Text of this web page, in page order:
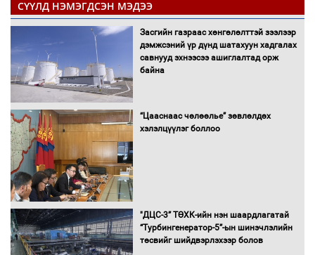
СҮҮЛД НЭМЭГДСЭН МЭДЭЭ
Засгийн газраас хөнгөлөлттэй зээлээр
дэмжсэний үр дүнд шатахуун хадгалах
савнууд эхнээсээ ашиглалтад орж
байна
“Цааснаас чөлөөлье” зөвлөлдөх
хэлэлцүүлэг боллоо
"ДЦС-3” ТӨХК-ийн нэн шаардлагатай
“Турбингенератор-5”-ын шинэчлэлийн
төсвийг шийдвэрлэхээр болов